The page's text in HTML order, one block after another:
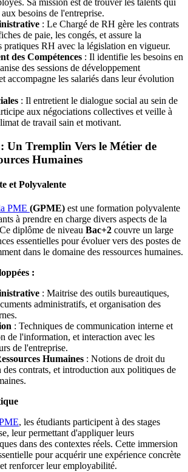
besoins de l'entreprise.
: Le Chargé de RH gère les contrats
de paie, les congés, et assure la
pratiques RH avec la législation en vigueur.
des Compétences : Il identifie les besoins en
des sessions de développement
accompagne les salariés dans leur évolution
: Il entretient le dialogue social au sein de
aux négociations collectives et veille à
de travail sain et motivant.
Un Tremplin Vers le Métier de
Humaines
et Polyvalente
PME (GPME) est une formation polyvalente
à prendre en charge divers aspects de la
diplôme de niveau Bac+2 couvre un large
essentielles pour évoluer vers des postes de
dans le domaine des ressources humaines.
:
: Maitrise des outils bureautiques,
administratifs, et organisation des
: Techniques de communication interne et
de l'information, et interaction avec les
de l'entreprise.
Humaines : Notions de droit du
des contrats, et introduction aux politiques de
, les étudiants participent à des stages
leur permettant d'appliquer leurs
dans des contextes réels. Cette immersion
pour acquérir une expérience concrète
renforcer leur employabilité.